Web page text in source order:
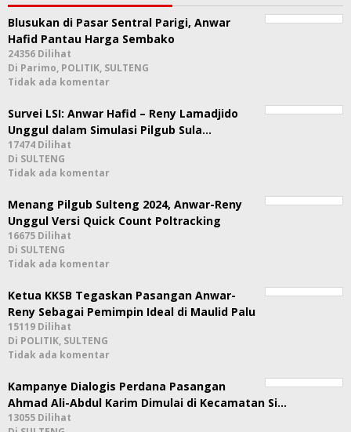
Blusukan di Pasar Sentral Parigi, Anwar
Hafid Pantau Harga Sembako
24356 Dilihat
Di Parimo, POLITIK, SULTENG
Tidak ada komentar
Survei LSI: Anwar Hafid – Reny Lamadjido
Unggul dalam Simulasi Pilgub Sula…
17474 Dilihat
Di SULTENG
Tidak ada komentar
Menang Pilgub Sulteng 2024, Anwar-Reny
Unggul Versi Quick Count Poltracking
16675 Dilihat
Di SULTENG
Tidak ada komentar
Ketua KKSB Tegaskan Pasangan Anwar-
Reny Sebagai Pemimpin Ideal di Maulid Palu
15119 Dilihat
Di POLITIK, SULTENG
Tidak ada komentar
Kampanye Dialogis Perdana Pasangan
Ahmad Ali-Abdul Karim Dimulai di Kecamatan Si…
13055 Dilihat